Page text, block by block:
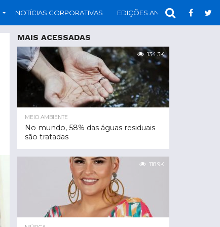
NOTÍCIAS CORPORATIVAS EDIÇÕES ANTERIORES
MAIS ACESSADAS
134.3K
MEIO AMBIENTE
No mundo, 58% das águas residuais
são tratadas
118.9K